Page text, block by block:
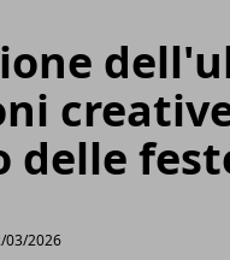
delle
03/2026